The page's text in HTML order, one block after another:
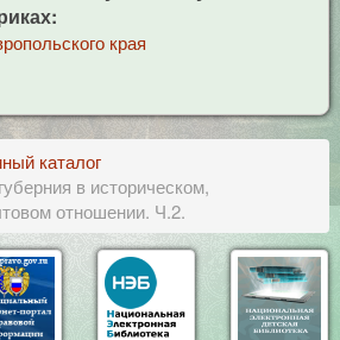
края
каталог
в историческом,
отношении. Ч.2.